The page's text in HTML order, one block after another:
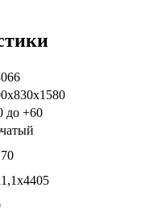
до +60